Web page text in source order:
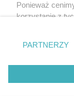
SKOKI
Letnia
Zobacz
zawodów
Ponieważ
korzystanie z
zmienić/
znajdujący się
rodzaje
użytkownika,
przetwarzaniu.
PARTNERZY